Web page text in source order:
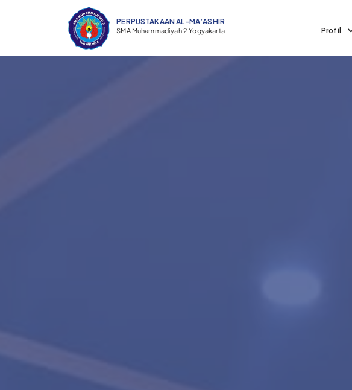
PERPUSTAKAAN AL-MA’ASHIR ​
SMA Muhammadiyah 2 Yogyakarta Profil